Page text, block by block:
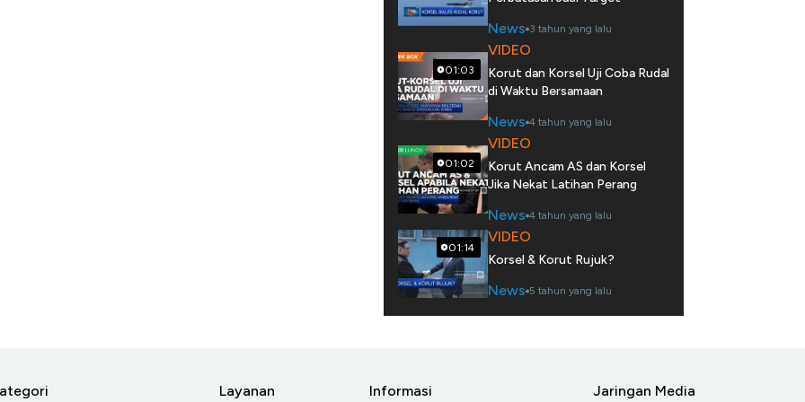
News 3 tahun yang lalu
01:03
VIDEO
Korut dan Korsel Uji Coba Rudal
di Waktu Bersamaan
News 4 tahun yang lalu
01:02
VIDEO
Korut Ancam AS dan Korsel
Jika Nekat Latihan Perang
News 4 tahun yang lalu
01:14
VIDEO
Korsel & Korut Rujuk?
News 5 tahun yang lalu
Layanan Informasi Jaringan Media